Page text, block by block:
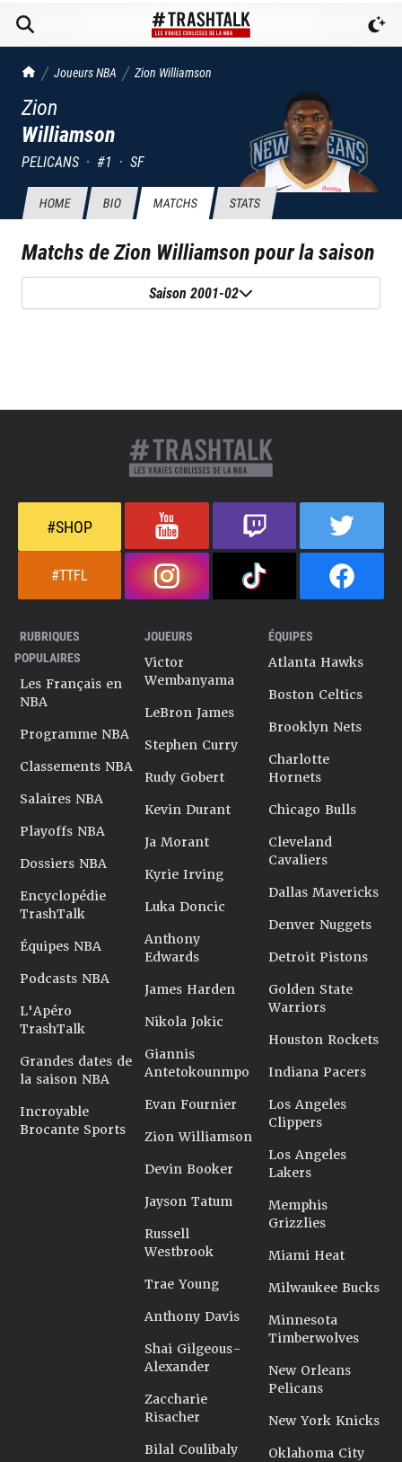
TrashTalk Actu NBA
Joueurs NBA Zion Williamson
Zion
Williamson
PELICANS · #1 · SF
HOME BIO MATCHS STATS
Matchs deZion Williamsonpour la saison
Saison 2001-02
#SHOP
#TTFL
RUBRIQUES
POPULAIRES
Les Français en
NBA
Programme NBA
Classements NBA
Salaires NBA
Playoffs NBA
Dossiers NBA
Encyclopédie
TrashTalk
Équipes NBA
Podcasts NBA
L'Apéro
TrashTalk
Grandes dates de
la saison NBA
Incroyable
Brocante Sports
JOUEURS
Victor
Wembanyama
LeBron James
Stephen Curry
Rudy Gobert
Kevin Durant
Ja Morant
Kyrie Irving
Luka Doncic
Anthony
Edwards
James Harden
Nikola Jokic
Giannis
Antetokounmpo
Evan Fournier
Zion Williamson
Devin Booker
Jayson Tatum
Russell
Westbrook
Trae Young
Anthony Davis
Shai Gilgeous-
Alexander
Zaccharie
Risacher
Bilal Coulibaly
ÉQUIPES
Atlanta Hawks
Boston Celtics
Brooklyn Nets
Charlotte
Hornets
Chicago Bulls
Cleveland
Cavaliers
Dallas Mavericks
Denver Nuggets
Detroit Pistons
Golden State
Warriors
Houston Rockets
Indiana Pacers
Los Angeles
Clippers
Los Angeles
Lakers
Memphis
Grizzlies
Miami Heat
Milwaukee Bucks
Minnesota
Timberwolves
New Orleans
Pelicans
New York Knicks
Oklahoma City